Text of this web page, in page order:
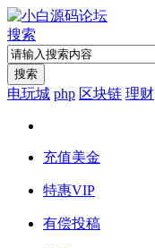
搜索
搜索
电玩城 php 区块链 理财
充值美金
特惠VIP
有偿投稿